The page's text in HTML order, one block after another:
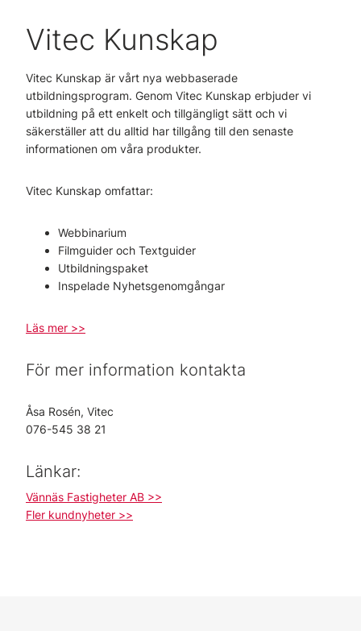
Vitec Kunskap
Vitec Kunskap är vårt nya webbaserade
utbildningsprogram. Genom Vitec Kunskap erbjuder vi
utbildning på ett enkelt och tillgängligt sätt och vi
säkerställer att du alltid har tillgång till den senaste
informationen om våra produkter.
Vitec Kunskap omfattar:
Webbinarium
Filmguider och Textguider
Utbildningspaket
Inspelade Nyhetsgenomgångar
Läs mer >>
För mer information kontakta
Åsa Rosén, Vitec
076-545 38 21
Länkar:
Vännäs Fastigheter AB >>
Fler kundnyheter >>